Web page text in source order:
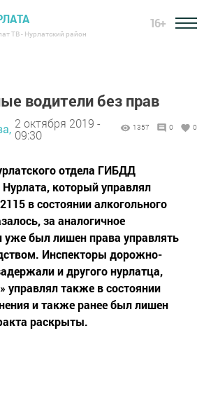
ТВ - Нурлатский район
16+
водители без прав
2 октября 2019 -
09:30
1357 0 0
отдела ГИБДД
который управлял
в состоянии алкогольного
за аналогичное
уже был лишен права управлять
Инспекторы дорожно-
и другого нурлатца,
управлял также в состоянии
и также ранее был лишен
раскрыты.